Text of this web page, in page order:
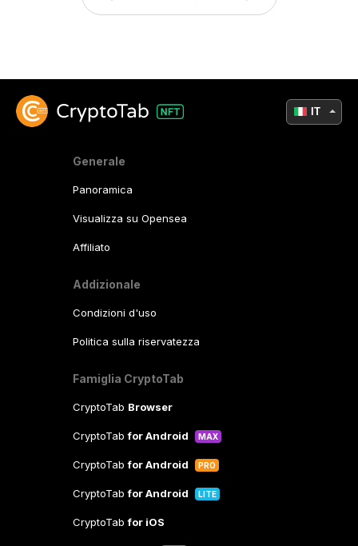
Generale
Panoramica
Visualizza su Opensea
Affiliato
Addizionale
Condizioni d'uso
Politica sulla riservatezza
Famiglia CryptoTab
CryptoTab Browser
CryptoTabfor Android MAX
CryptoTabfor Android PRO
CryptoTabfor Android LITE
CryptoTabfor iOS
IT